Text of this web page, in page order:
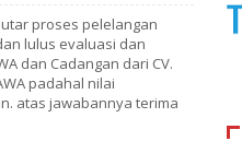
proses pelelangan
lulus evaluasi dan
dan Cadangan dari CV.
padahal nilai
atas jawabannya terima